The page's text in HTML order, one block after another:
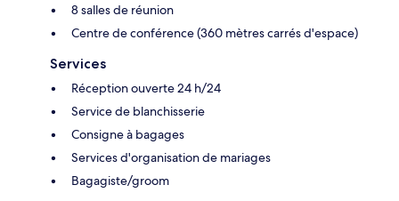
8 salles de réunion
Centre de conférence (360 mètres carrés d'espace)
Services
Réception ouverte 24 h/24
Service de blanchisserie
Consigne à bagages
Services d'organisation de mariages
Bagagiste/groom